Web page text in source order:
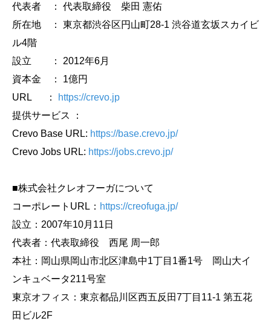
代表者 ： 代表取締役 柴田 憲佑
所在地 ： 東京都渋谷区円山町28-1 渋谷道玄坂スカイビ
ル4階
設立 ： 2012年6月
資本金 ： 1億円
URL ：
https://crevo.jp
提供サービス ：
Crevo Base URL: https://base.crevo.jp/
Crevo Jobs URL: https://jobs.crevo.jp/
■株式会社クレオフーガについて
コーポレートURL： https://creofuga.jp/
設立：2007年10月11日
代表者：代表取締役 西尾 周一郎
本社：岡山県岡山市北区津島中1丁目1番1号 岡山大イ
ンキュベータ211号室
東京オフィス：東京都品川区西五反田7丁目11-1 第五花
田ビル2F